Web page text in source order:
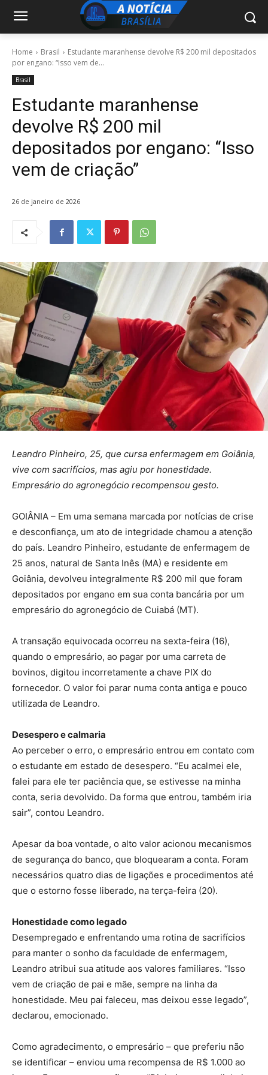
Home Brasil
Estudante maranhense devolve R$ 200 mil depositados
por engano: “Isso vem de...
Brasil
Estudante maranhense
devolve R$ 200 mil
depositados por engano: “Isso
vem de criação”
26 de janeiro de 2026
Leandro Pinheiro, 25, que cursa enfermagem em Goiânia,
vive com sacrifícios, mas agiu por honestidade.
Empresário do agronegócio recompensou gesto.
GOIÂNIA – Em uma semana marcada por notícias de crise
e desconfiança, um ato de integridade chamou a atenção
do país. Leandro Pinheiro, estudante de enfermagem de
25 anos, natural de Santa Inês (MA) e residente em
Goiânia, devolveu integralmente R$ 200 mil que foram
depositados por engano em sua conta bancária por um
empresário do agronegócio de Cuiabá (MT).
A transação equivocada ocorreu na sexta-feira (16),
quando o empresário, ao pagar por uma carreta de
bovinos, digitou incorretamente a chave PIX do
fornecedor. O valor foi parar numa conta antiga e pouco
utilizada de Leandro.
Desespero e calmaria
Ao perceber o erro, o empresário entrou em contato com
o estudante em estado de desespero. “Eu acalmei ele,
falei para ele ter paciência que, se estivesse na minha
conta, seria devolvido. Da forma que entrou, também iria
sair”, contou Leandro.
Apesar da boa vontade, o alto valor acionou mecanismos
de segurança do banco, que bloquearam a conta. Foram
necessários quatro dias de ligações e procedimentos até
que o estorno fosse liberado, na terça-feira (20).
Honestidade como legado
Desempregado e enfrentando uma rotina de sacrifícios
para manter o sonho da faculdade de enfermagem,
Leandro atribui sua atitude aos valores familiares. “Isso
vem de criação de pai e mãe, sempre na linha da
honestidade. Meu pai faleceu, mas deixou esse legado”,
declarou, emocionado.
Como agradecimento, o empresário – que preferiu não
se identificar – enviou uma recompensa de R$ 1.000 ao